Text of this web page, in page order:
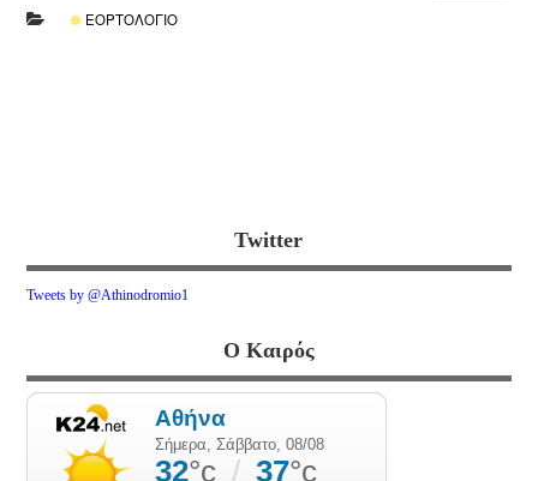
ΕΟΡΤΟΛΌΓΙΟ
Twitter
Tweets by @Athinodromio1
Ο Καιρός